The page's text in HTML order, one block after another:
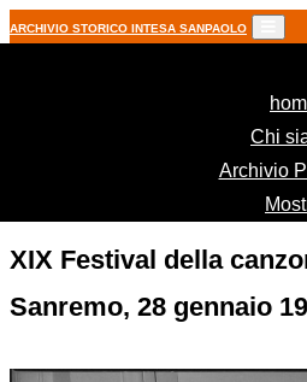
ARCHIVIO STORICO INTESA SANPAOLO
Chi
Archivio
XIX Festival della
Sanremo, 28 gennaio